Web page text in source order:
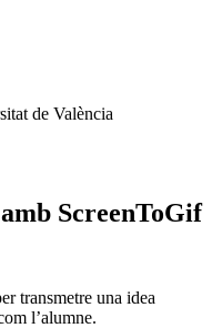
de València
ScreenToGif
transmetre una idea
l’alumne.